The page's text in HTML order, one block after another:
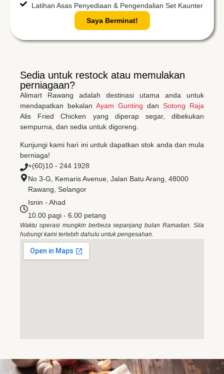
Latihan Asas Penyediaan & Pengendalian Set Kaunter
Saya Berminat!
Sedia untuk restock atau memulakan
perniagaan?
Alimart Rawang adalah destinasi utama anda untuk
mendapatkan bekalan Ayam Gunting dan Sotong Raja
Alis Fried Chicken yang diperap segar, dibekukan
sempurna, dan sedia untuk digoreng.
Kunjungi kami hari ini untuk dapatkan stok anda dan mula
berniaga!
+(60)10 - 244 1928
No 3-G, Kemaris Avenue, Jalan Batu Arang, 48000
Rawang, Selangor
Isnin - Ahad
10.00 pagi - 6.00 petang
Waktu operasi mungkin berbeza sepanjang bulan Ramadan. Sila
hubungi kami terlebih dahulu untuk pengesahan.